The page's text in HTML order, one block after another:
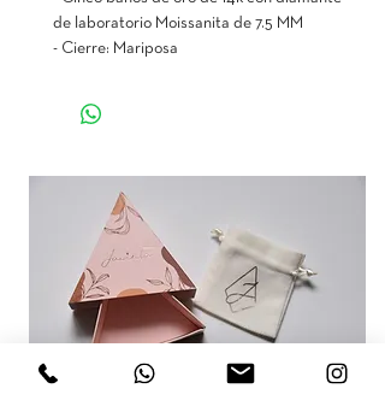
de laboratorio Moissanita de 7.5 MM
- Cierre: Mariposa